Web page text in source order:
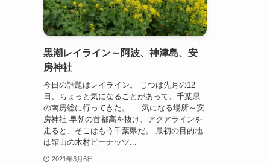
黒潮レイライン～阿波、神津島、安
房神社
今日の話題はレイライン。 じつは先月の12
日、ちょっと気になることがあって、千葉県
の南房総に行ってきた。 気になる場所～安
房神社 早朝の首都高を抜け、アクアラインを
走ると、そこはもう千葉県だ。 最初の目的地
は館山の木村ピーナッツ...
2021年3月6日